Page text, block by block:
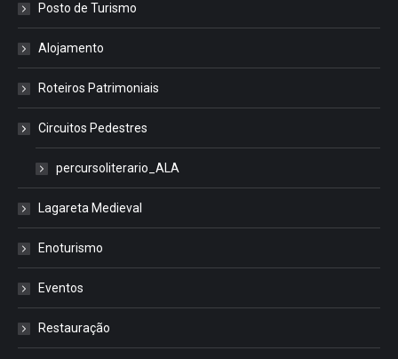
Posto de Turismo
Alojamento
Roteiros Patrimoniais
Circuitos Pedestres
percursoliterario_ALA
Lagareta Medieval
Enoturismo
Eventos
Restauração